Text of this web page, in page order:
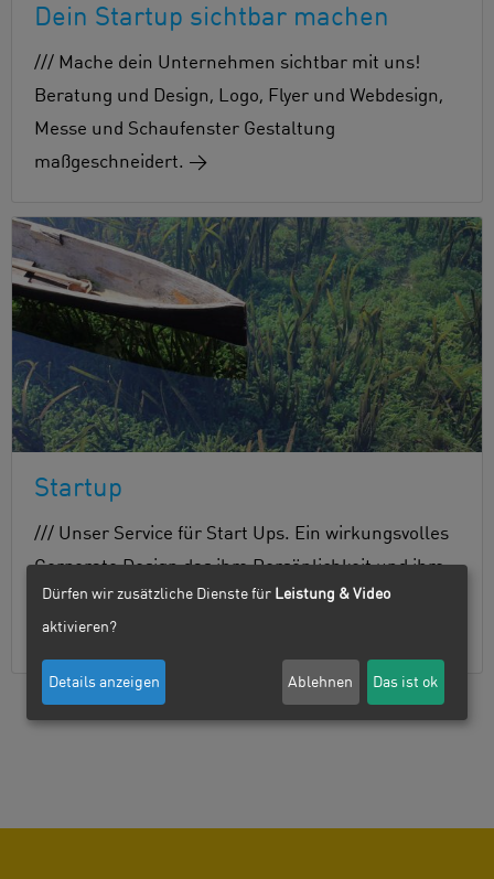
Dein Startup sichtbar machen
/// Mache dein Unternehmen sichtbar mit uns!
Beratung und Design, Logo, Flyer und Webdesign,
Messe und Schaufenster Gestaltung
maßgeschneidert. →
Startup
/// Unser Service für Start Ups. Ein wirkungsvolles
Corporate Design das ihre Persönlichkeit und ihre
Idee für ihre Kunden sichtbar macht zu einem
fairen Festpreis. →
Dürfen wir zusätzliche Dienste für Leistung & Video
aktivieren?
Details anzeigen Ablehnen Das ist ok